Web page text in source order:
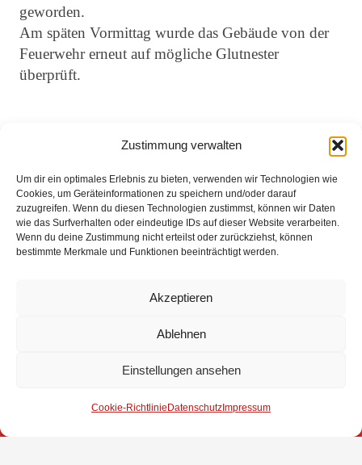
Zustimmung verwalten
Um dir ein optimales Erlebnis zu bieten, verwenden wir Technologien wie
Cookies, um Geräteinformationen zu speichern und/oder darauf
zuzugreifen. Wenn du diesen Technologien zustimmst, können wir Daten
wie das Surfverhalten oder eindeutige IDs auf dieser Website verarbeiten.
Wenn du deine Zustimmung nicht erteilst oder zurückziehst, können
bestimmte Merkmale und Funktionen beeinträchtigt werden.
Akzeptieren
Ablehnen
Einstellungen ansehen
Cookie-Richtlinie Datenschutz Impressum
geworden.
Am späten Vormittag wurde das Gebäude von der
Feuerwehr erneut auf mögliche Glutnester
überprüft.
Eingesetzte Kräfte: Feuerwehr Brinkum +++ Feuerwehr
Fahrenhorst +++ Feuerwehr Groß Mackenstedt +++